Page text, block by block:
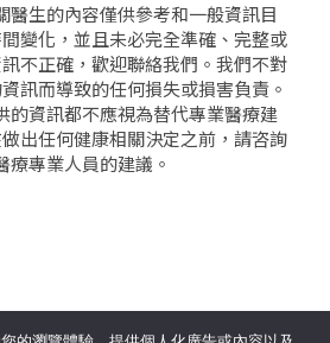
醫生的內容僅供參考和一般資訊目
變化，並且未必完全準確、完整或
不正確，歡迎聯絡我們。我們不對
訊而導致的任何損失或損害負責。
的資訊都不應視為替代專業醫療建
出任何健康相關決定之前，請咨詢
療專業人員的建議。